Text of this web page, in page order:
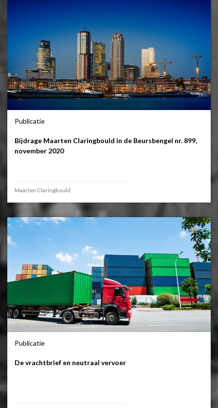
Publicatie
Bijdrage Maarten Claringbould in de Beursbengel nr. 899,
november 2020
Maarten Claringbould
Publicatie
De vrachtbrief en neutraal vervoer